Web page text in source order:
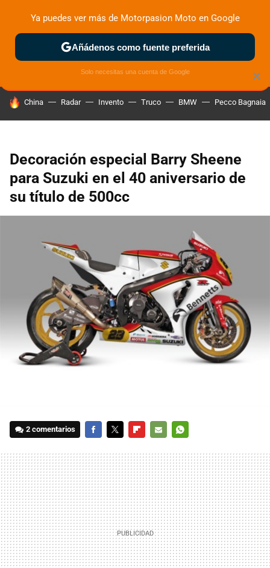
ZONA DE PRUEBAS DEPORTIVAS MOTOS ELÉCTRICAS
HOY SE HABLA DE
China Radar Invento Truco BMW Pecco Bagnaia
Decoración especial Barry Sheene
para Suzuki en el 40 aniversario de
su título de 500cc
2 comentarios
MAIL
×
Ya puedes ver más de Motorpasion Moto en Google
Añádenos como fuente preferida
Solo necesitas una cuenta de Google